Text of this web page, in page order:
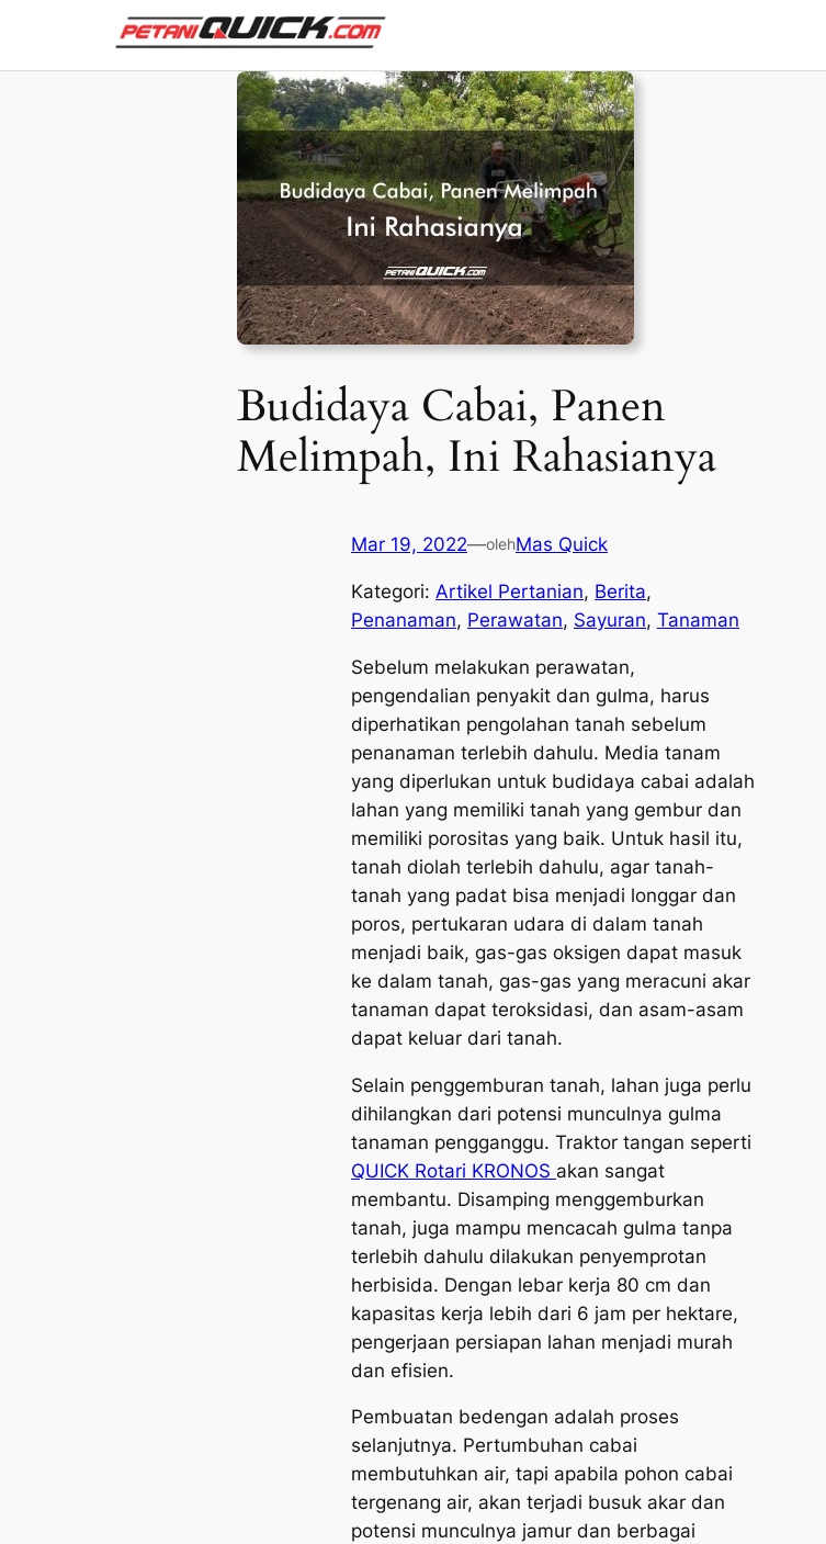
Budidaya Cabai, Panen
Melimpah, Ini Rahasianya
Mar 19, 2022—olehMas Quick
Kategori: Artikel Pertanian, Berita
Penanaman, Perawatan, Sayuran, Tanaman
Sebelum melakukan perawatan,
pengendalian penyakit dan gulma, harus
diperhatikan pengolahan tanah sebelum
penanaman terlebih dahulu. Media tanam
yang diperlukan untuk budidaya cabai adalah
lahan yang memiliki tanah yang gembur dan
memiliki porositas yang baik. Untuk hasil itu,
tanah diolah terlebih dahulu, agar tanah-
tanah yang padat bisa menjadi longgar dan
poros, pertukaran udara di dalam tanah
menjadi baik, gas-gas oksigen dapat masuk
ke dalam tanah, gas-gas yang meracuni akar
tanaman dapat teroksidasi, dan asam-asam
dapat keluar dari tanah.
Selain penggemburan tanah, lahan juga perlu
dihilangkan dari potensi munculnya gulma
tanaman pengganggu. Traktor tangan seperti
QUICK Rotari KRONOS akan sangat
membantu. Disamping menggemburkan
tanah, juga mampu mencacah gulma tanpa
terlebih dahulu dilakukan penyemprotan
herbisida. Dengan lebar kerja 80 cm dan
kapasitas kerja lebih dari 6 jam per hektare,
pengerjaan persiapan lahan menjadi murah
dan efisien.
Pembuatan bedengan adalah proses
selanjutnya. Pertumbuhan cabai
membutuhkan air, tapi apabila pohon cabai
tergenang air, akan terjadi busuk akar dan
potensi munculnya jamur dan berbagai